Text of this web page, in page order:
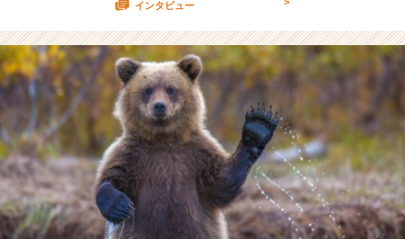
ィ
ィ
ー
の
タ
イ
ム
ラ
イ
ン】
インタビュー